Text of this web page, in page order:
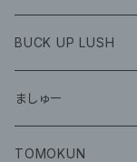
CD
BUCK UP LUSH
グッズ
CD
ましゅー
グッズ
TOMOKUN